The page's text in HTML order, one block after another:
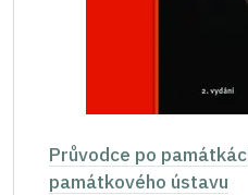
Průvodce po
památkového ústavu